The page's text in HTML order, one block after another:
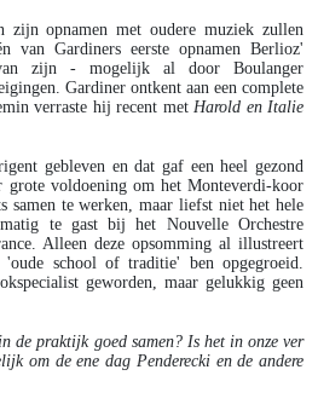
zijn opnamen met oudere muziek zullen
van Gardiners eerste opnamen Berlioz'
zijn - mogelijk al door Boulanger
Gardiner ontkent aan een complete
verraste hij recent met Harold en Italie
gebleven en dat gaf een heel gezond
grote voldoening om het Monteverdi-koor
samen te werken, maar liefst niet het hele
te gast bij het Nouvelle Orchestre
Alleen deze opsomming al illustreert
school of traditie' ben opgegroeid.
geworden, maar gelukkig geen
de praktijk goed samen? Is het in onze ver
om de ene dag Penderecki en de andere